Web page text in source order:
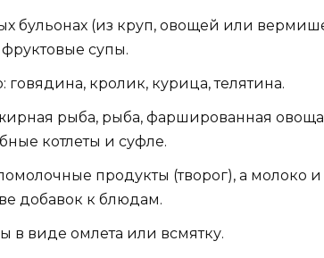
бульонах (из круп, овощей или
супы.
кролик, курица, телятина.
рыба, рыба, фаршированная
котлеты и суфле.
продукты (творог), а молоко и
добавок к блюдам.
в виде омлета или всмятку.